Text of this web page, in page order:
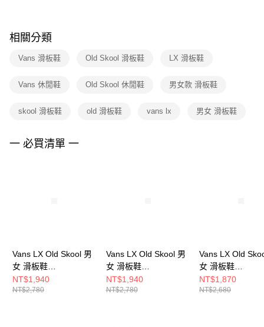
※ 交易是否成功請以「AFTEE先享後付 」之結帳頁面顯示為準，若有關於
是否繳費成功／繳費後需取消欲退款等相關疑問，請聯繫「AFTEE先享後付
客戶支援中心」
https://netprotections.freshdesk.com/support/home
１．透過由恩沛科技股份有限公司提供之「AFTEE先享後付」服務完成之交
權轉讓予恩沛科技股份有限公司。
３．未成年的使用者請事先徵得法定代理人或監護人之同意方可使用
「AFTEE先享後付」，若未經同意申辦者引起之損失，本公司不負相關責
相關分類
Vans 滑板鞋 Old Skool 滑板鞋 LX 滑板鞋
Vans 休閒鞋 Old Skool 休閒鞋 男女款 滑板鞋
skool 滑板鞋 old 滑板鞋 vans lx 男女 滑板鞋
一 必買清單 一
Vans LX Old Skool 男
女 滑板鞋
VN000D560QY
NT$1,940
NT$2,780
Vans LX Old Skool 男
女 滑板鞋
VN000D56239
NT$1,940
NT$2,780
Vans LX Old
女 滑板鞋
VN000D56KCZ
NT$1,870
NT$2,680